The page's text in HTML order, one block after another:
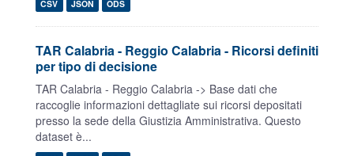
CSV JSON ODS
TAR Calabria - Reggio Calabria - Ricorsi definiti
per tipo di decisione
TAR Calabria - Reggio Calabria -> Base dati che
raccoglie informazioni dettagliate sui ricorsi depositati
presso la sede della Giustizia Amministrativa. Questo
dataset è...